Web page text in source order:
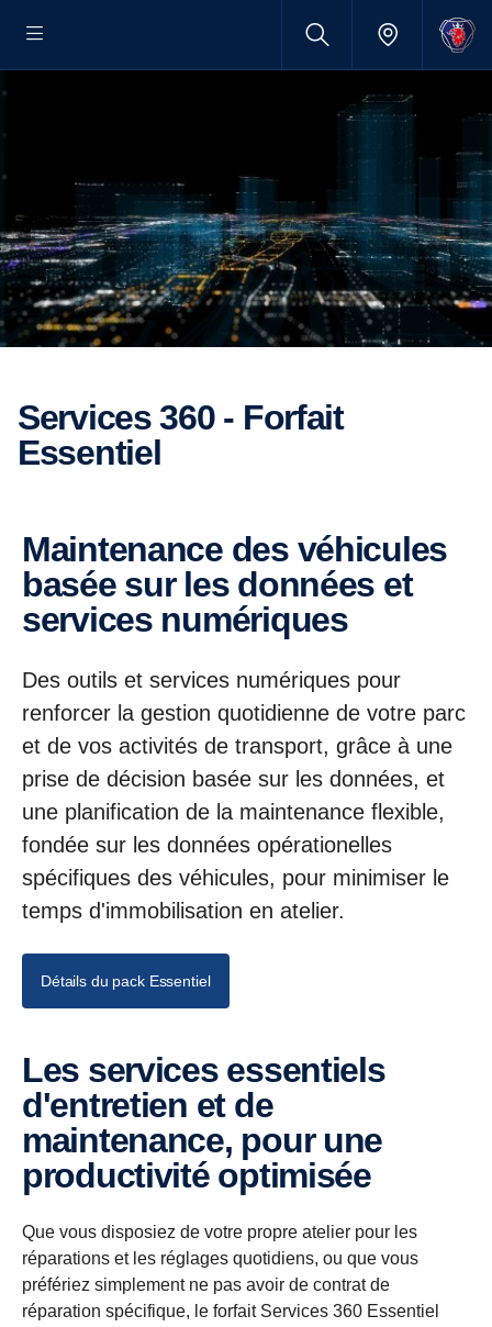
Services 360 - Forfait
Essentiel
Maintenance des véhicules
basée sur les données et
services numériques
Des outils et services numériques pour
renforcer la gestion quotidienne de votre parc
et de vos activités de transport, grâce à une
prise de décision basée sur les données, et
une planification de la maintenance flexible,
fondée sur les données opérationelles
spécifiques des véhicules, pour minimiser le
temps d'immobilisation en atelier.
Détails du pack Essentiel
Les services essentiels
d'entretien et de
maintenance, pour une
productivité optimisée
Que vous disposiez de votre propre atelier pour les
réparations et les réglages quotidiens, ou que vous
préfériez simplement ne pas avoir de contrat de
réparation spécifique, le forfait Services 360 Essentiel